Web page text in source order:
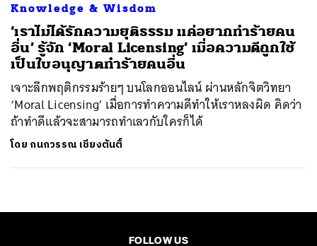
Knowledge & Wisdom
‘เราไม่ได้รักความยุติธรรม แค่อยากทำร้ายคน
อื่น’ รู้จัก ‘Moral Licensing’ เมื่อความดีถูกใช้
เป็นใบอนุญาตทำร้ายคนอื่น
เจาะลึกพฤติกรรมร้ายๆ บนโลกออนไลน์ ผ่านหลักจิตวิทยา
‘Moral Licensing’ เมื่อการทำความดีทำให้เราหลงผิด คิดว่า
ถ้าทำดีแล้วจะสามารถทำเลวกับใครก็ได้
โดย กนกวรรณ เชียงตันติ์
FOLLOW US